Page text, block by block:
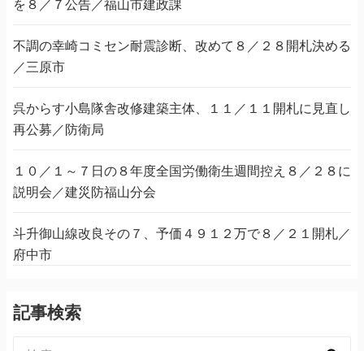
を８／７公告／福山市建政課
不調の幸崎コミセン耐震診断、改めて８／２８開札決める
／三原市
呉からす小島隊舎改修建築主体、１１／１１開札に見直し
再公募／防衛局
１０／１～７日の８年度全国労働衛生週間控え８／２８に
説明会／建災防福山分会
斗升御山線改良その７、予価４９１２万で８／２１開札／
府中市
記事検索